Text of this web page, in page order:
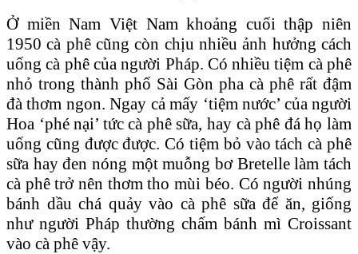
Ở miền Nam Việt Nam khoảng cuối thập niên
1950 cà phê cũng còn chịu nhiều ảnh hưởng cách
uống cà phê của người Pháp. Có nhiều tiệm cà phê
nhỏ trong thành phố Sài Gòn pha cà phê rất đậm
đà thơm ngon. Ngay cả mấy ‘tiệm nước’ của người
Hoa ‘phé nại’ tức cà phê sữa, hay cà phê đá họ làm
uống cũng được được. Có tiệm bỏ vào tách cà phê
sữa hay đen nóng một muỗng bơ Bretelle làm tách
cà phê trở nên thơm tho mùi béo. Có người nhúng
bánh dầu chá quảy vào cà phê sữa để ăn, giống
như người Pháp thường chấm bánh mì Croissant
vào cà phê vậy.